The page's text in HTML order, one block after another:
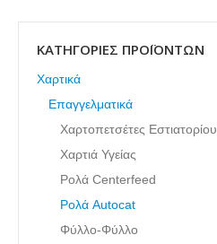
ΚΑΤΗΓΟΡΊΕΣ ΠΡΟΪΌΝΤΩΝ
Χαρτικά
Επαγγελματικά
Χαρτοπετσέτες Εστιατορίου
Χαρτιά Υγείας
Ρολά Centerfeed
Ρολά Autocat
Φύλλο-Φύλλο